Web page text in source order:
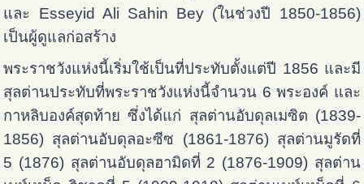
และ Esseyid Ali Sahin Bey (ในช่วงปี 1850-1856)
เป็นผู้ดูแลก่อสร้าง
พระราชวังแห่งนี้เริ่มใช้เป็นที่ประทับตั้งแต่ปี 1856 และมี
สุลต่านประทับที่พระราชวังแห่งนี้จำนวน 6 พระองค์ และ
กาหลิบองค์สุดท้าย ซึ่งได้แก่ สุลต่านอับดุลเมซิต (1839-
1856) สุลต่านอับดุลอะซีซ (1861-1876) สุลต่านมูรัดที่
5 (1876) สุลต่านอับดุลฮามิดที่ 2 (1876-1909) สุลต่าน